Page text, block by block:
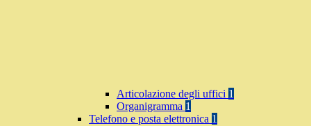
Articolazione degli uffici 1
Organigramma 1
Telefono e posta elettronica 1